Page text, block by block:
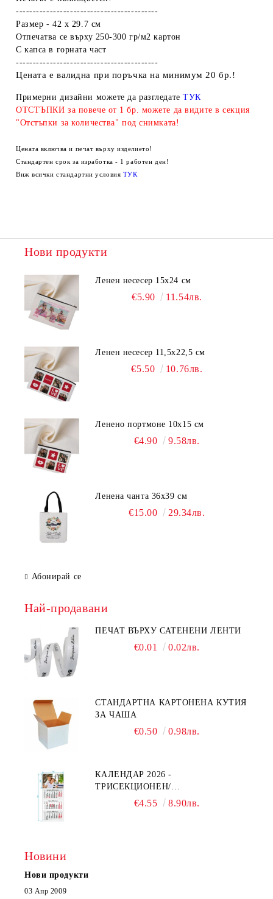
------------------------------------------
Размер - 42 х 29.7 см
Отпечатва се върху 250-300 гр/м2 картон
С капса в горната част
------------------------------------------
Цената е валидна при поръчка на минимум 20 бр.!
Примерни дизайни можете да разгледатеТУК
ОТСТЪПКИ за повече от 1 бр. можете да видите в секция
"Отстъпки за количества" под снимката!
Цената включва и печат върху изделието!
Стандартен срок за изработка - 1 работен ден!
Виж всички стандартни условия ТУК
Нови продукти
Ленен несесер 15х24 см
€5.90 11.54лв.
Ленен несесер 11,5х22,5 см
€5.50 10.76лв.
Ленено портмоне 10х15 см
€4.90 9.58лв.
Ленена чанта 36х39 см
€15.00 29.34лв.
Абонирай се
Най-продавани
ПЕЧАТ ВЪРХУ САТЕНЕНИ ЛЕНТИ
€0.01 0.02лв.
СТАНДАРТНА КАРТОНЕНА КУТИЯ
ЗА ЧАША
€0.50 0.98лв.
КАЛЕНДАР 2026 -
ТРИСЕКЦИОНЕН/
ЕДНОСЕКЦИОНЕН
€4.55 8.90лв.
Новини
Нови продукти
03 Апр 2009